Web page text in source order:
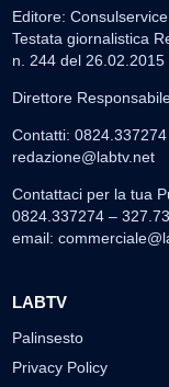
Editore:
Testata giornalistica
n. 244 del 26.02.2015
Direttore
Contatti:
redazione@labtv.net
Contattaci per la tua
0824.337274 –
email:
LABTV
Palinsesto
Privacy Policy